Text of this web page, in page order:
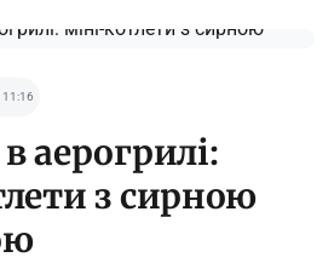
11:16
аерогрилі:
з сирною